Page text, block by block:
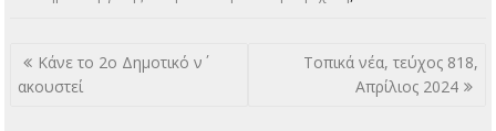
Πλοήγηση
άρθρων
Κάνε το 2ο Δημοτικό ν΄
ακουστεί
Τοπικά νέα, τεύχος 818,
Απρίλιος 2024